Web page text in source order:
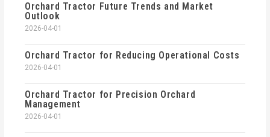
Orchard Tractor Future Trends and Market
Outlook
2026-04-01
Orchard Tractor for Reducing Operational Costs
2026-04-01
Orchard Tractor for Precision Orchard
Management
2026-04-01